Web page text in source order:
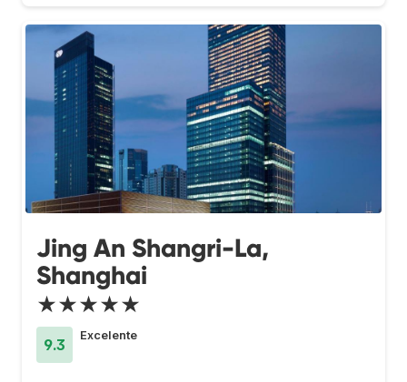
Jing An Shangri-La,
Shanghai
★★★★★
9.3
Excelente